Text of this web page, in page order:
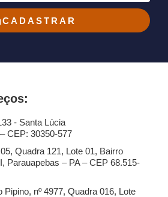
- Santa Lúcia
CEP: 30350-577
Quadra 121, Lote 01, Bairro
Parauapebas – PA – CEP 68.515-
Pipino, nº 4977, Quadra 016, Lote
CADASTRAR